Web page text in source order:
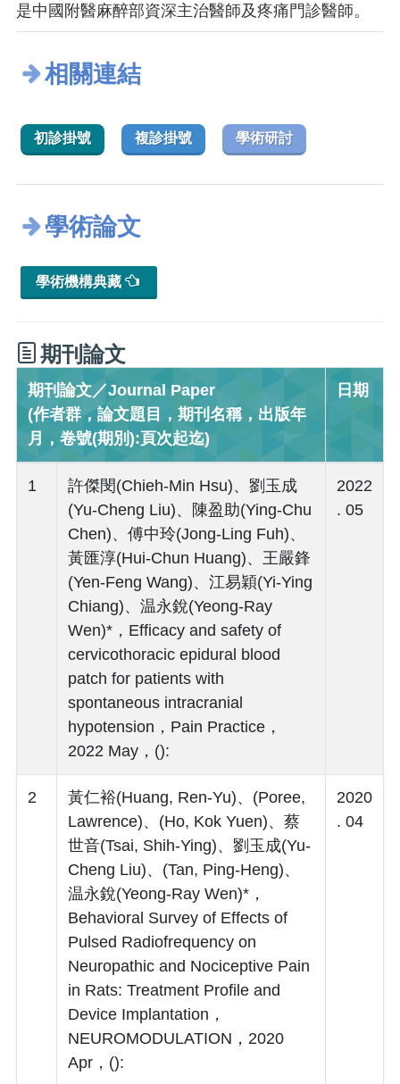
是中國附醫麻醉部資深主治醫師及疼痛門診醫師。
相關連結
初診掛號 複診掛號 學術研討
學術論文
學術機構典藏
期刊論文
期刊論文／Journal Paper
(作者群，論文題目，期刊名稱，出版年
月，卷號(期別):頁次起迄)
日期
1
許傑閔(Chieh-Min Hsu)、劉玉成
(Yu-Cheng Liu)、陳盈助(Ying-Chu
Chen)、傅中玲(Jong-Ling Fuh)、
黃匯淳(Hui-Chun Huang)、王嚴鋒
(Yen-Feng Wang)、江易穎(Yi-Ying
Chiang)、温永銳(Yeong-Ray
Wen)*，Efficacy and safety of
cervicothoracic epidural blood
patch for patients with
spontaneous intracranial
hypotension，Pain Practice，
2022 May，():
2022
. 05
2
黃仁裕(Huang, Ren-Yu)、(Poree,
Lawrence)、(Ho, Kok Yuen)、蔡
世音(Tsai, Shih-Ying)、劉玉成(Yu-
Cheng Liu)、(Tan, Ping-Heng)、
温永銳(Yeong-Ray Wen)*，
Behavioral Survey of Effects of
Pulsed Radiofrequency on
Neuropathic and Nociceptive Pain
in Rats: Treatment Profile and
Device Implantation，
NEUROMODULATION，2020
Apr，():
2020
. 04